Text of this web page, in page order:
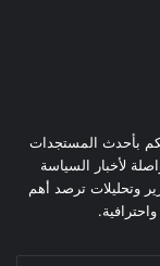
بأحدث المستجدات
لأخبار السياسة
وتحليلات ترصد أهم